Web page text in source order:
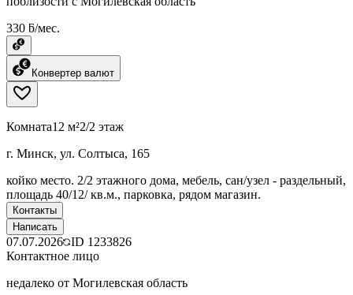
330 ƃ/мес.
Конвертер валют
Комната12 м²2/2 этаж
г. Минск, ул. Солтыса, 165
койко место. 2/2 этажного дома, мебель, сан/узел - раздельный,
площадь 40/12/ кв.м., парковка, рядом магазин.
Контакты
Написать
07.07.2026 ID 1233826
Контактное лицо
недалеко от Могилевская область